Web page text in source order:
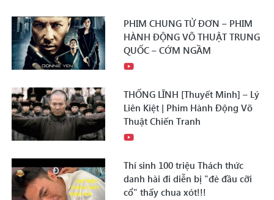
PHIM CHUNG TỬ ĐƠN – PHIM
HÀNH ĐỘNG VÕ THUẬT TRUNG
QUỐC – CỚM NGẦM
THỐNG LĨNH [Thuyết Minh] – Lý
Liên Kiệt | Phim Hành Động Võ
Thuật Chiến Tranh
Thí sinh 100 triệu Thách thức
danh hài đi diễn bị "đè đầu cỡi
cổ" thấy chua xót!!!